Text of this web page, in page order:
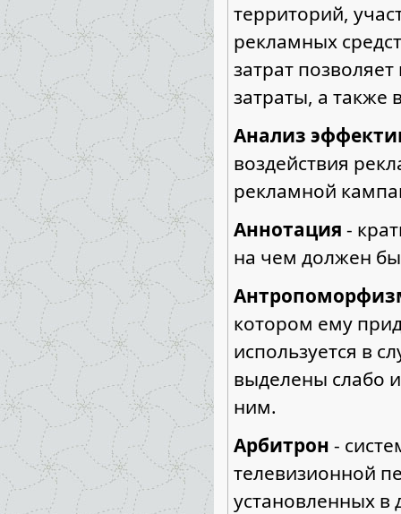
территорий,
рекламных
затрат
затраты, а также
Анализ
воздействия
рекламной
Аннотация -
на чем должен
котором ему
используется в
выделены слабо
ним.
Арбитрон -
телевизионной
установленных в